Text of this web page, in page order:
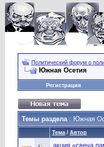
Политический форум о
Южная Осетия
Регистрация
Темы раздела: Южная
Тема / Автор
акция «свеча